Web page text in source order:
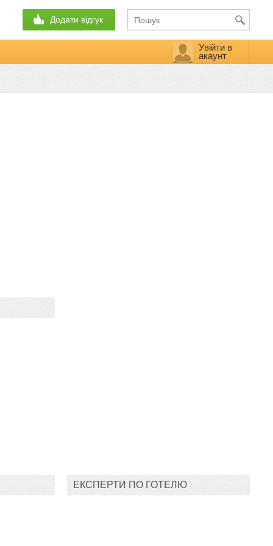
Додати відгук
Увійти в
акаунт
ЕКСПЕРТИ ПО ГОТЕЛЮ